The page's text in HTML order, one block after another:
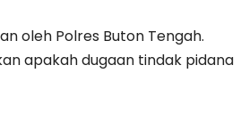
oleh Polres Buton Tengah.
apakah dugaan tindak pidana